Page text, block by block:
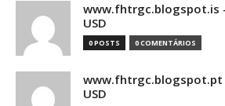
www.fhtrgc.blogspot.is -
USD
0 POSTS 0 COMENTÁRIOS
www.fhtrgc.blogspot.pt -
USD